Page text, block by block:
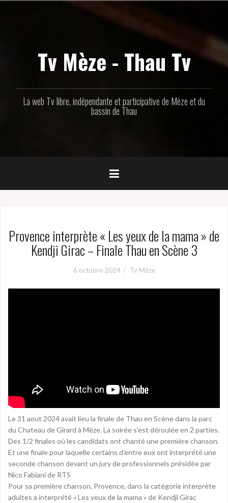
Tv Mèze - Thau Tv
La web Tv libre, indépendante et participative de Mèze et du
bassin de Thau
Provence interprète « Les yeux de la mama » de
Kendji Girac – Finale Thau en Scène 3
6 octobre 2024 Tv Mèze
Le 31 aout 2024 avait lieu la finale de Thau en Scène dans la parc
du Chateau de Girard à Mèze. La soirée s’est déroulée en 2 parties.
Des 1/2 finales où les candidats ont chanté une première chanson.
Et une finale pour laquelle certains d’entre eux ont interprété une
seconde chanson devant un jury de professionnels présidée par
Nico Fabiani de RTS
Pour sa première chanson, Provence, dans la catégorie interprète
adultes a interprété « Les yeux de la mama » de Kendji Girac